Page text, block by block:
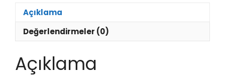
Açıklama
Değerlendirmeler (0)
Açıklama